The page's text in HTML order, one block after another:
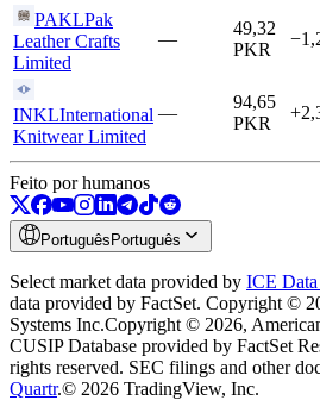
PAKLPak
Leather Crafts
Limited
—
49,32
PKR
INKLInternational
Knitwear Limited
—
94,65
PKR
Feito por humanos
Português Português
Select market data provided by ICE Data
data provided by FactSet. Copyright ©
Systems Inc.Copyright © 2026,
CUSIP Database provided by FactSet
rights reserved. SEC filings and other
Quartr.© 2026 TradingView, Inc.